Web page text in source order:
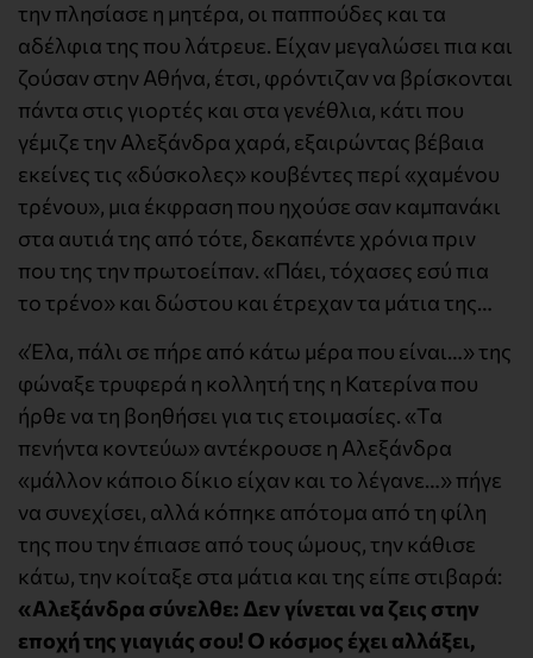
την πλησίασε η μητέρα, οι παππούδες και τα
αδέλφια της που λάτρευε. Είχαν μεγαλώσει πια και
ζούσαν στην Αθήνα, έτσι, φρόντιζαν να βρίσκονται
πάντα στις γιορτές και στα γενέθλια, κάτι που
γέμιζε την Αλεξάνδρα χαρά, εξαιρώντας βέβαια
εκείνες τις «δύσκολες» κουβέντες περί «χαμένου
τρένου», μια έκφραση που ηχούσε σαν καμπανάκι
στα αυτιά της από τότε, δεκαπέντε χρόνια πριν
που της την πρωτοείπαν. «Πάει, τόχασες εσύ πια
το τρένο» και δώστου και έτρεχαν τα μάτια της…
«Έλα, πάλι σε πήρε από κάτω μέρα που είναι…» της
φώναξε τρυφερά η κολλητή της η Κατερίνα που
ήρθε να τη βοηθήσει για τις ετοιμασίες. «Τα
πενήντα κοντεύω» αντέκρουσε η Αλεξάνδρα
«μάλλον κάποιο δίκιο είχαν και το λέγανε…» πήγε
να συνεχίσει, αλλά κόπηκε απότομα από τη φίλη
της που την έπιασε από τους ώμους, την κάθισε
κάτω, την κοίταξε στα μάτια και της είπε στιβαρά:
«Αλεξάνδρα σύνελθε: Δεν γίνεται να ζεις στην
εποχή της γιαγιάς σου! Ο κόσμος έχει αλλάξει,